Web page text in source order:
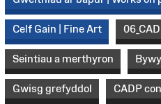
Celf Gain | Fine Art
Seintiau a merthyron
Gwisg grefyddol CADP